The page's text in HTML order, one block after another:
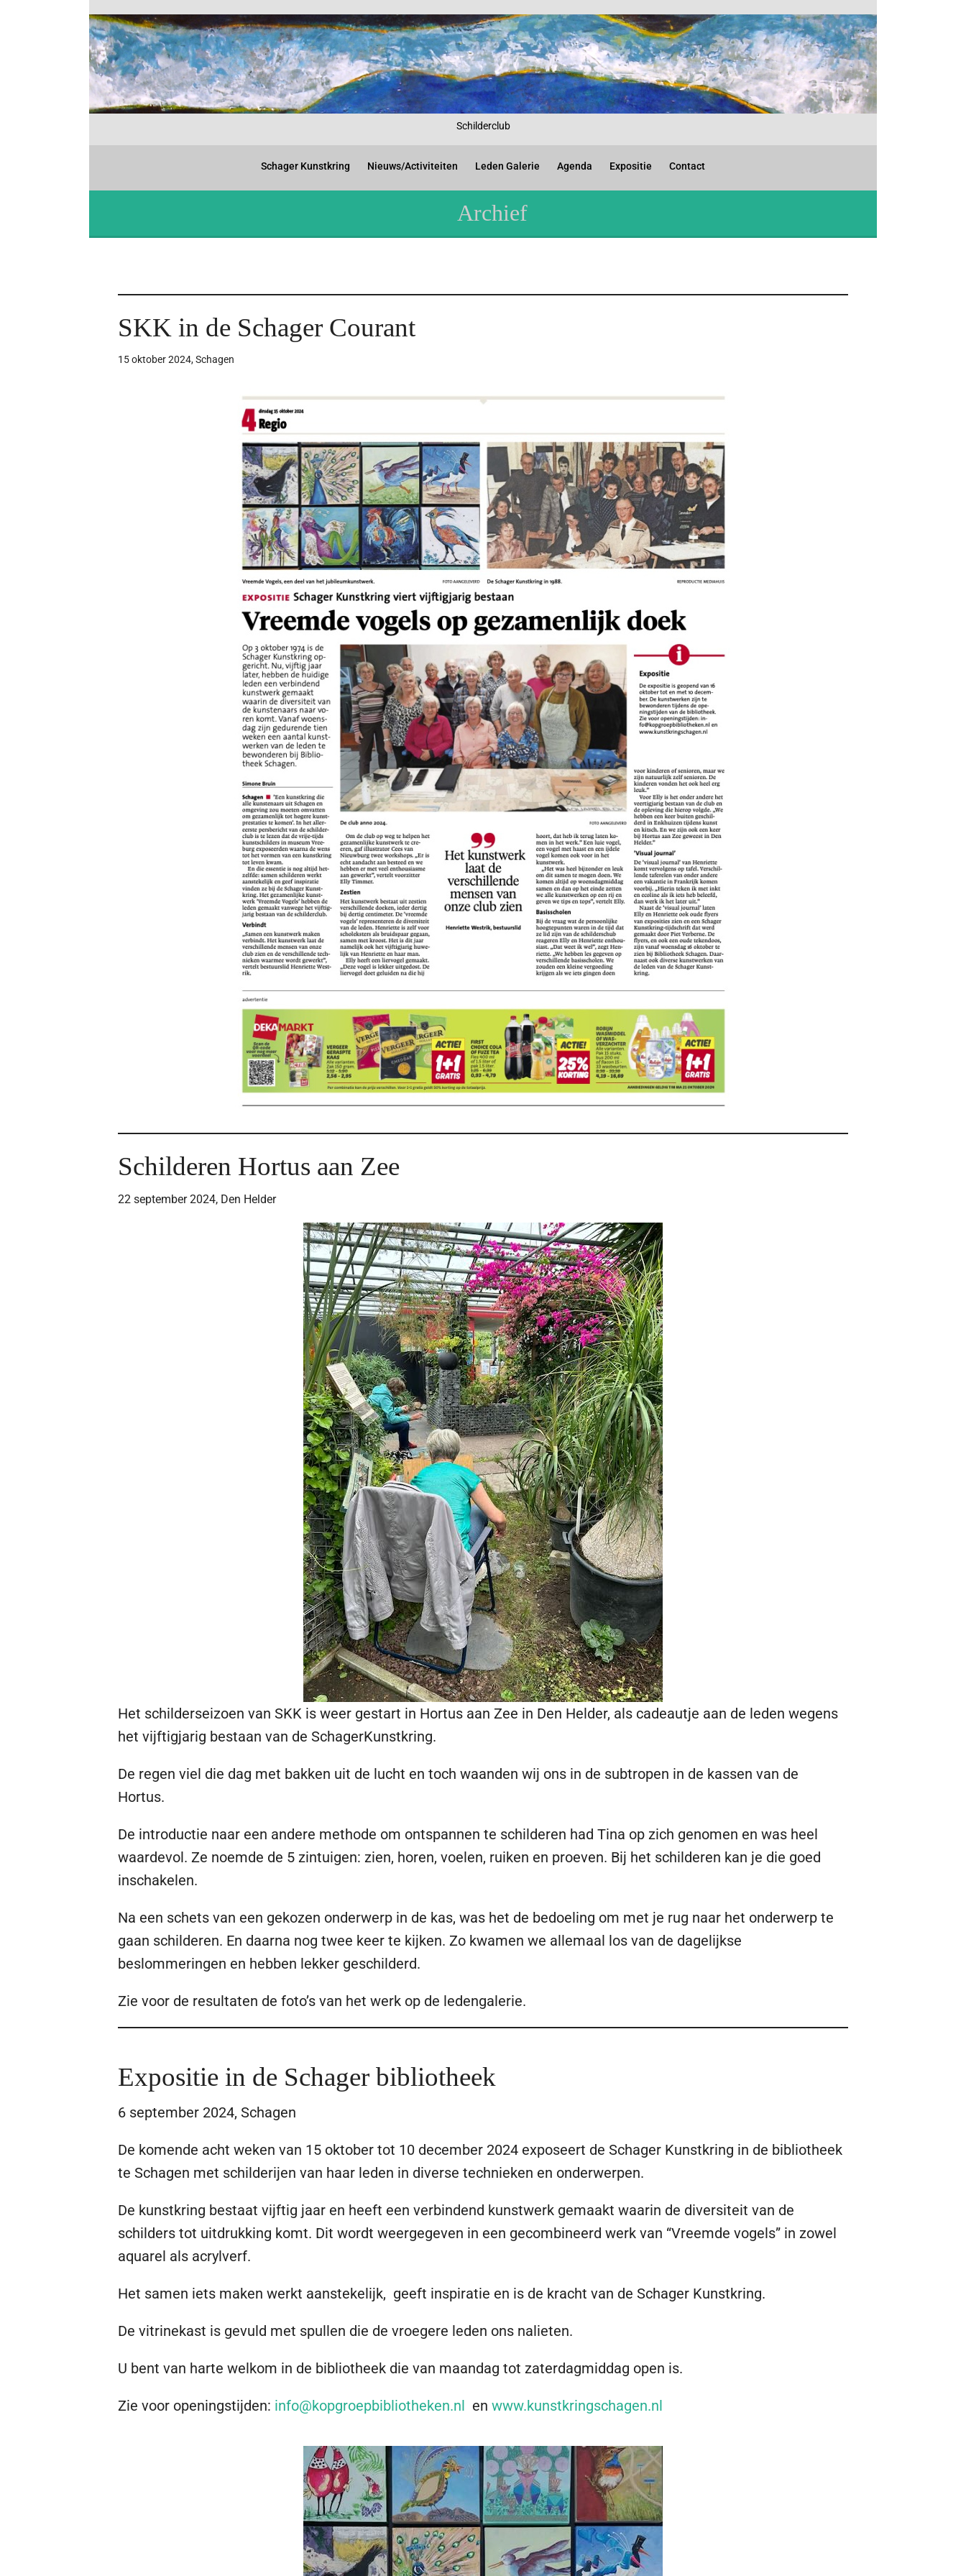
Schilderclub
Schager Kunstkring Nieuws/Activiteiten Leden Galerie Agenda Expositie Contact
Archief
SKK in de Schager Courant
15 oktober 2024, Schagen
Schilderen Hortus aan Zee
22 september 2024, Den Helder
Het schilderseizoen van SKK is weer gestart in Hortus aan Zee in Den Helder, als cadeautje aan de leden wegens
het vijftigjarig bestaan van de SchagerKunstkring.
De regen viel die dag met bakken uit de lucht en toch waanden wij ons in de subtropen in de kassen van de
Hortus.
De introductie naar een andere methode om ontspannen te schilderen had Tina op zich genomen en was heel
waardevol. Ze noemde de 5 zintuigen: zien, horen, voelen, ruiken en proeven. Bij het schilderen kan je die goed
inschakelen.
Na een schets van een gekozen onderwerp in de kas, was het de bedoeling om met je rug naar het onderwerp te
gaan schilderen. En daarna nog twee keer te kijken. Zo kwamen we allemaal los van de dagelijkse
beslommeringen en hebben lekker geschilderd.
Zie voor de resultaten de foto’s van het werk op de ledengalerie.
Expositie in de Schager bibliotheek
6 september 2024, Schagen
De komende acht weken van 15 oktober tot 10 december 2024 exposeert de Schager Kunstkring in de bibliotheek
te Schagen met schilderijen van haar leden in diverse technieken en onderwerpen.
De kunstkring bestaat vijftig jaar en heeft een verbindend kunstwerk gemaakt waarin de diversiteit van de
schilders tot uitdrukking komt. Dit wordt weergegeven in een gecombineerd werk van “Vreemde vogels” in zowel
aquarel als acrylverf.
Het samen iets maken werkt aanstekelijk, geeft inspiratie en is de kracht van de Schager Kunstkring.
De vitrinekast is gevuld met spullen die de vroegere leden ons nalieten.
U bent van harte welkom in de bibliotheek die van maandag tot zaterdagmiddag open is.
Zie voor openingstijden: info@kopgroepbibliotheken.nl en www.kunstkringschagen.nl